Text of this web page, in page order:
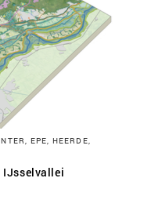
EPE, HEERDE,
IJsselvallei
OP